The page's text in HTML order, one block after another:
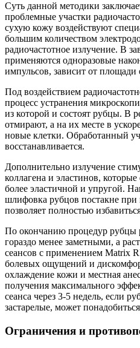
Суть данной методики
проблемные участки
сухую кожу воздействуют
большим количеством
радиочастотное излучение. В
применяются одноразовые
импульсов, зависит от площади
Под воздействием
процесс устранения
из которой и состоят рубцы. В
отмирают, а на их месте в
новые клетки. Обработанный
восстанавливается.
Дополнительно излучение
коллагена и эластинов,
более эластичной и упругой.
шлифовка рубцов постакне
позволяет полностью
По окончанию процедур рубцы
гораздо менее заметными, а
сеансов с применением Matrix
болевых ощущений и
охлаждение кожи и местная
получения максимального
сеанса через 3-5 недель, если
застарелые, может
Ограничения и